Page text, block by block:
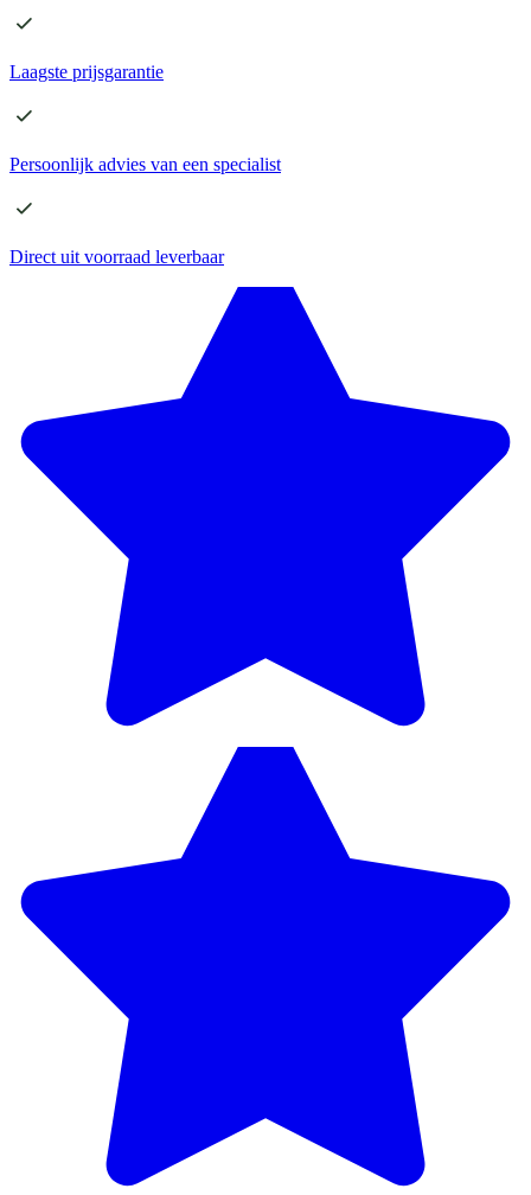
Laagste prijsgarantie
Persoonlijk advies van een specialist
Direct uit voorraad leverbaar